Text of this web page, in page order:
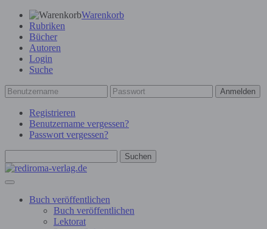
Warenkorb
Rubriken
Bücher
Autoren
Login
Suche
Anmelden
Registrieren
Benutzername vergessen?
Passwort vergessen?
Suchen
Buch veröffentlichen
Buch veröffentlichen
Lektorat